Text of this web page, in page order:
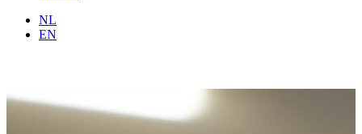
NL
EN